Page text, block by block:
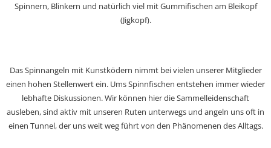
Spinnern, Blinkern und natürlich viel mit Gummifischen am Bleikopf
(Jigkopf).
Das Spinnangeln mit Kunstködern nimmt bei vielen unserer Mitglieder
einen hohen Stellenwert ein. Ums Spinnfischen entstehen immer wieder
lebhafte Diskussionen. Wir können hier die Sammelleidenschaft
ausleben, sind aktiv mit unseren Ruten unterwegs und angeln uns oft in
einen Tunnel, der uns weit weg führt von den Phänomenen des Alltags.